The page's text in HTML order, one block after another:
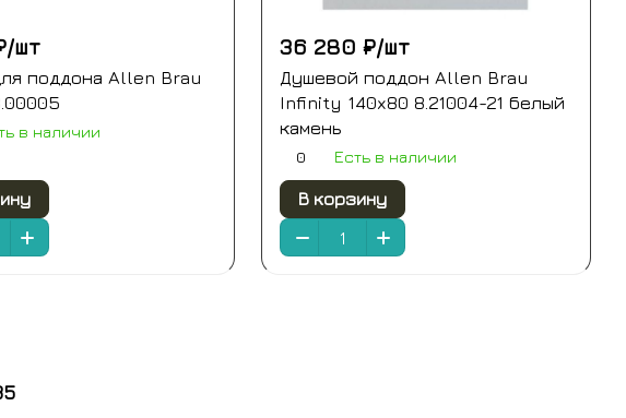
шт
поддона Allen Brau
в наличии
36 280 ₽/шт
Душевой поддон Allen Brau
Infinity 140x80 8.21004-21 белый
камень
0 Есть в наличии
В корзину